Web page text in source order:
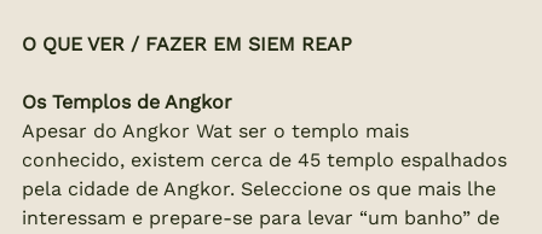
O QUE VER / FAZER EM SIEM REAP
Os Templos de Angkor
Apesar do Angkor Wat ser o templo mais
conhecido, existem cerca de 45 templo espalhados
pela cidade de Angkor. Seleccione os que mais lhe
interessam e prepare-se para levar “um banho” de